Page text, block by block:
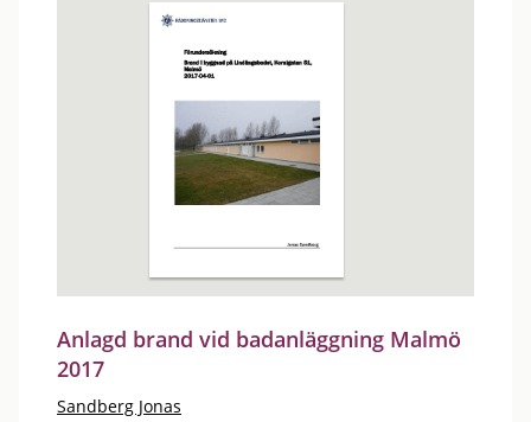
Anlagd brand vid badanläggning Malmö
2017
Sandberg Jonas